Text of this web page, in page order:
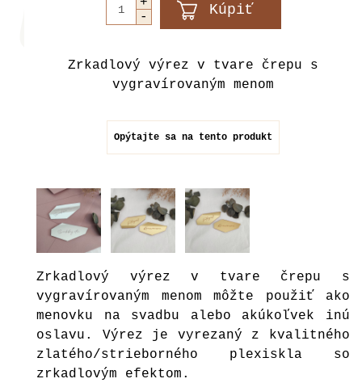
Zrkadlový výrez v tvare črepu s
vygravírovaným menom
Opýtajte sa na tento produkt
Zrkadlový výrez v tvare črepu s
vygravírovaným menom môžte použiť ako
menovku na svadbu alebo akúkoľvek inú
oslavu. Výrez je vyrezaný z kvalitného
zlatého/strieborného plexiskla so
zrkadlovým efektom.